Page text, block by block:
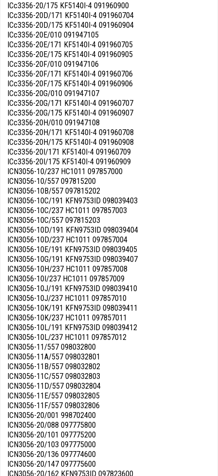
ICc3356-20/175 KF5140I-4 091960900
ICc3356-20D/171 KF5140I-4 091960704
ICc3356-20D/175 KF5140I-4 091960904
ICc3356-20E/010 091947105
ICc3356-20E/171 KF5140I-4 091960705
ICc3356-20E/175 KF5140I-4 091960905
ICc3356-20F/010 091947106
ICc3356-20F/171 KF5140I-4 091960706
ICc3356-20F/175 KF5140I-4 091960906
ICc3356-20G/010 091947107
ICc3356-20G/171 KF5140I-4 091960707
ICc3356-20G/175 KF5140I-4 091960907
ICc3356-20H/010 091947108
ICc3356-20H/171 KF5140I-4 091960708
ICc3356-20H/175 KF5140I-4 091960908
ICc3356-20I/171 KF5140I-4 091960709
ICc3356-20I/175 KF5140I-4 091960909
ICN3056-10/237 HC1011 097857000
ICN3056-10/557 097815200
ICN3056-10B/557 097815202
ICN3056-10C/191 KFN9753ID 098039403
ICN3056-10C/237 HC1011 097857003
ICN3056-10C/557 097815203
ICN3056-10D/191 KFN9753ID 098039404
ICN3056-10D/237 HC1011 097857004
ICN3056-10E/191 KFN9753ID 098039405
ICN3056-10G/191 KFN9753ID 098039407
ICN3056-10H/237 HC1011 097857008
ICN3056-10I/237 HC1011 097857009
ICN3056-10J/191 KFN9753ID 098039410
ICN3056-10J/237 HC1011 097857010
ICN3056-10K/191 KFN9753ID 098039411
ICN3056-10K/237 HC1011 097857011
ICN3056-10L/191 KFN9753ID 098039412
ICN3056-10L/237 HC1011 097857012
ICN3056-11/557 098032800
ICN3056-11A/557 098032801
ICN3056-11B/557 098032802
ICN3056-11C/557 098032803
ICN3056-11D/557 098032804
ICN3056-11E/557 098032805
ICN3056-11F/557 098032806
ICN3056-20/001 998702400
ICN3056-20/088 097775800
ICN3056-20/101 097775200
ICN3056-20/103 097775000
ICN3056-20/136 097774600
ICN3056-20/147 097775600
ICN3056-20/162 KFN9753ID 097823600